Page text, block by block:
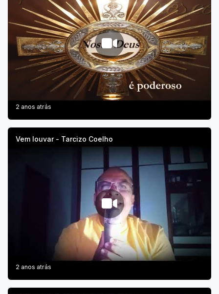
2 anos atrás
Vem louvar - Tarcizo Coelho
2 anos atrás